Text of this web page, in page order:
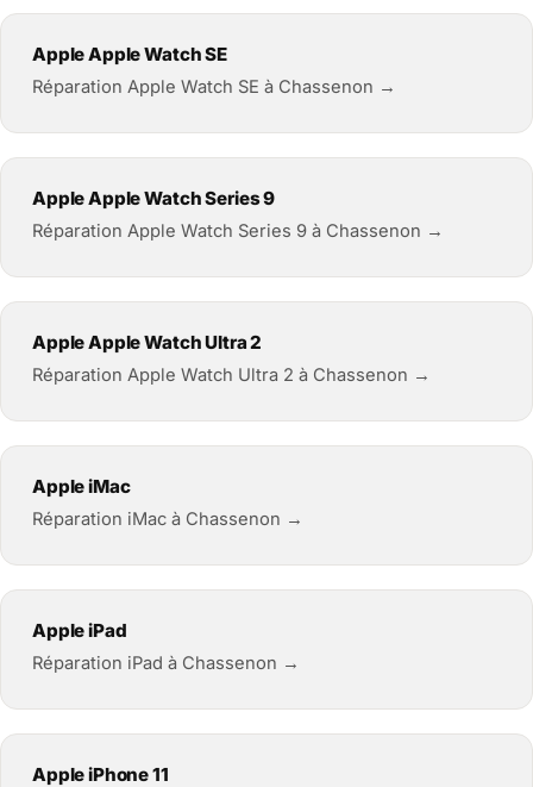
Apple Apple Watch SE
Réparation Apple Watch SE à Chassenon →
Apple Apple Watch Series 9
Réparation Apple Watch Series 9 à Chassenon →
Apple Apple Watch Ultra 2
Réparation Apple Watch Ultra 2 à Chassenon →
Apple iMac
Réparation iMac à Chassenon →
Apple iPad
Réparation iPad à Chassenon →
Apple iPhone 11